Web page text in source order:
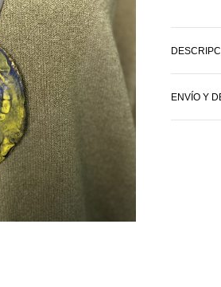
ENVÍO Y